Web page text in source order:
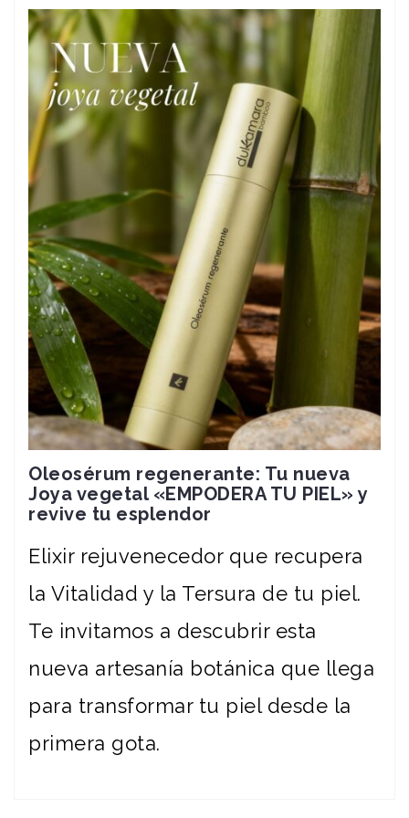
Oleosérum regenerante: Tu nueva
Joya vegetal «EMPODERA TU PIEL» y
revive tu esplendor
Elixir rejuvenecedor que recupera
la Vitalidad y la Tersura de tu piel.
Te invitamos a descubrir esta
nueva artesanía botánica que llega
para transformar tu piel desde la
primera gota.